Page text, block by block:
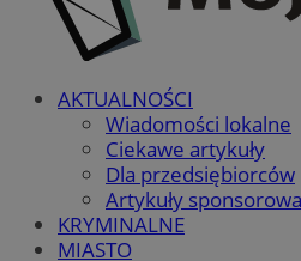
AKTUALNOŚCI
Wiadomości lokalne
Ciekawe artykuły
Dla przedsiębiorców
Artykuły
KRYMINALNE
MIASTO